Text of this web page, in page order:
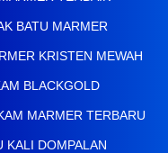
BATU MARMER
KRISTEN MEWAH
BLACKGOLD
MARMER TERBARU
KALI DOMPALAN